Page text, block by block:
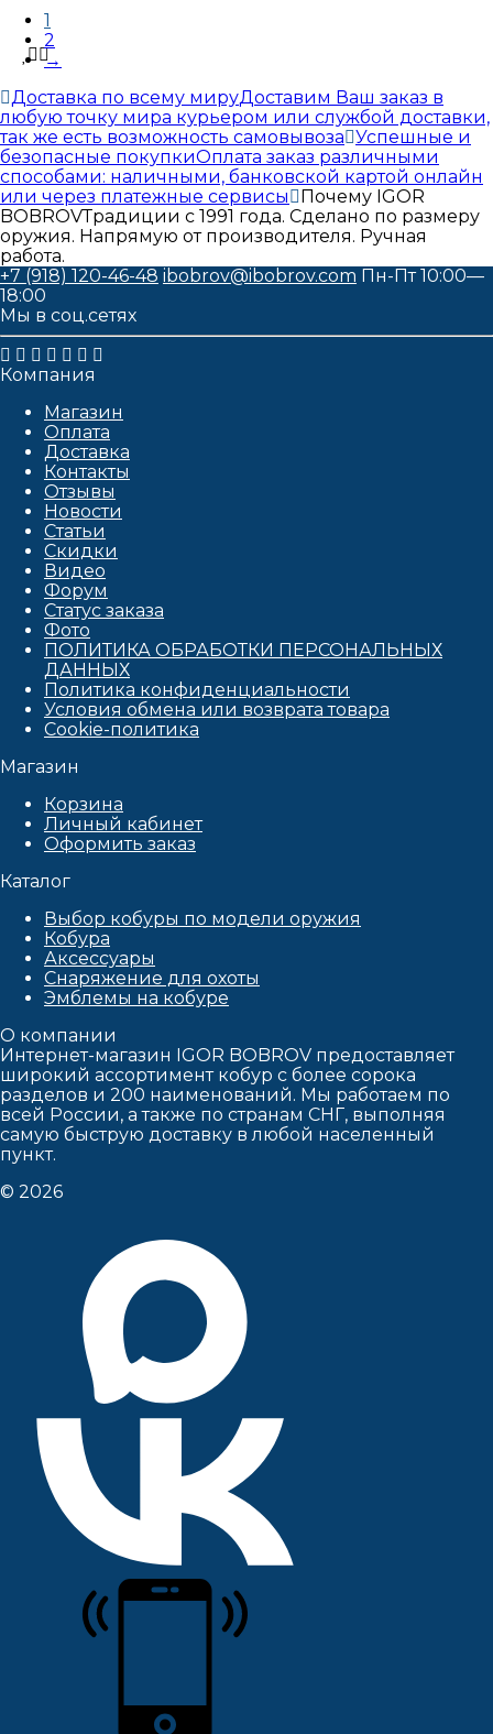
1
2
→
Доставка по всему мируДоставим Ваш заказ в
любую точку мира курьером или службой доставки,
так же есть возможность самовывоза Успешные и
безопасные покупкиОплата заказ различными
способами: наличными, банковской картой онлайн
или через платежные сервисы
Почему IGOR
BOBROVТрадиции с 1991 года. Сделано по размеру
оружия. Напрямую от производителя. Ручная
работа.
+7 (918) 120-46-48 ibobrov@ibobrov.com Пн-Пт 10:00—
18:00
Мы в соц.сетях
Компания
Магазин
Оплата
Доставка
Контакты
Отзывы
Новости
Статьи
Скидки
Видео
Форум
Статус заказа
Фото
ПОЛИТИКА ОБРАБОТКИ ПЕРСОНАЛЬНЫХ
ДАННЫХ​
Политика конфиденциальности
Условия обмена или возврата товара
Cookie-политика
Магазин
Корзина
Личный кабинет
Оформить заказ
Каталог
Выбор кобуры по модели оружия
Кобура
Аксессуары
Снаряжение для охоты
Эмблемы на кобуре
О компании
Интернет-магазин IGOR BOBROV предоставляет
широкий ассортимент кобур c более сорока
разделов и 200 наименований. Мы работаем по
всей России, а также по странам СНГ, выполняя
самую быструю доставку в любой населенный
пункт.
© 2026